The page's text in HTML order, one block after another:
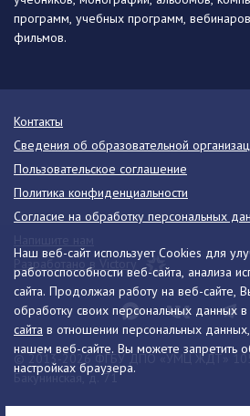
Наш веб-сайт использует Cookies для
работоспособности веб-сайта, анализа
сайта. Продолжая работу на веб-сайте,
обработку своих персональных данных в
сайта в отношении персональных
нашем веб-сайте. Вы можете запретить
настройках браузера.
программ, учебных программ,
фильмов.
© 2013-2026 ФГБУ ДПО «УМЦ ЖДТ»
Бакунинская, д. 71
Телефон:8 (495) 739-00-30
Контакты
Сведения об образовательной
Пользовательское соглашение
Политика конфиденциальности
Согласие на обработку персональных
Разработано в Victory